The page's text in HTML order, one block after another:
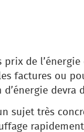
prix de
factures ou
devra
sujet très